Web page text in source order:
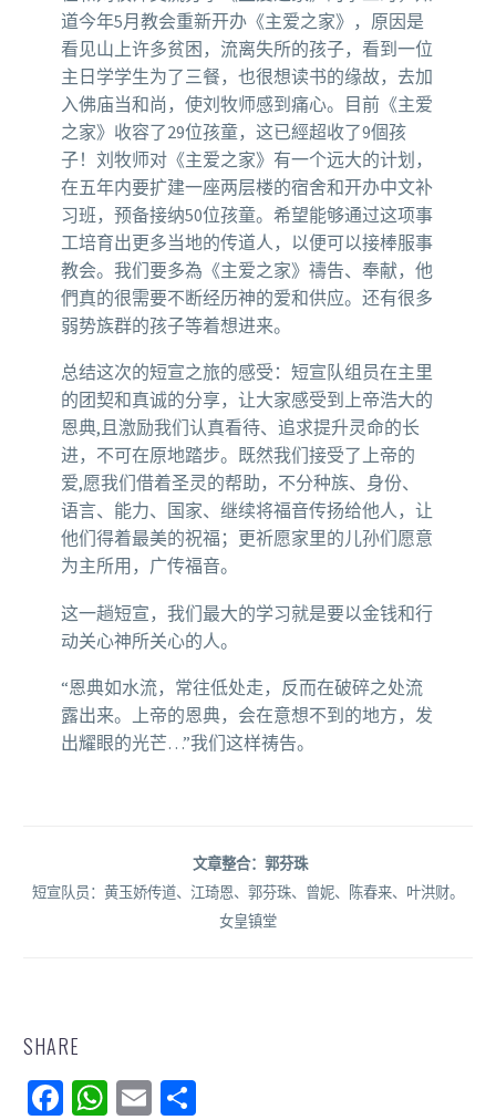
道今年5月教会重新开办《主爱之家》，原因是
看见山上许多贫困，流离失所的孩子，看到一位
主日学学生为了三餐，也很想读书的缘故，去加
入佛庙当和尚，使刘牧师感到痛心。目前《主爱
之家》收容了29位孩童，这已經超收了9個孩
子！刘牧师对《主爱之家》有一个远大的计划，
在五年内要扩建一座两层楼的宿舍和开办中文补
习班，预备接纳50位孩童。希望能够通过这项事
工培育出更多当地的传道人，以便可以接棒服事
教会。我们要多為《主爱之家》禱告、奉献，他
們真的很需要不断经历神的爱和供应。还有很多
弱势族群的孩子等着想进来。
总结这次的短宣之旅的感受：短宣队组员在主里
的团契和真诚的分享，让大家感受到上帝浩大的
恩典,且激励我们认真看待、追求提升灵命的长
进，不可在原地踏步。既然我们接受了上帝的
爱,愿我们借着圣灵的帮助，不分种族、身份、
语言、能力、国家、继续将福音传扬给他人，让
他们得着最美的祝福；更祈愿家里的儿孙们愿意
为主所用，广传福音。
这一趟短宣，我们最大的学习就是要以金钱和行
动关心神所关心的人。
“恩典如水流，常往低处走，反而在破碎之处流
露出来。上帝的恩典，会在意想不到的地方，发
出耀眼的光芒…”我们这样祷告。
文章整合：郭芬珠
短宣队员：黄玉娇传道、江琦恩、郭芬珠、曾妮、陈春来、叶洪财。
女皇镇堂
SHARE
Facebook
WhatsApp
Email